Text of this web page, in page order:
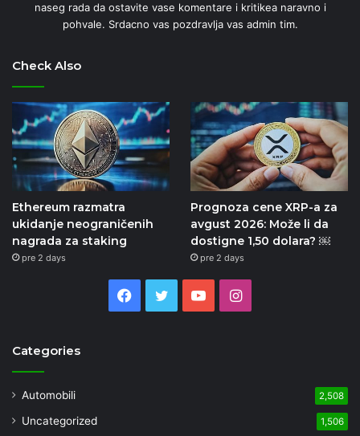
naseg rada da ostavite vase komentare i kritikea naravno i
pohvale. Srdacno vas pozdravlja vas admin tim.
Check Also
Ethereum razmatra
ukidanje neograničenih
nagrada za staking
pre 2 days
Prognoza cene XRP-a za
avgust 2026: Može li da
dostigne 1,50 dolara? ￼
pre 2 days
Facebook
TwitterYouTubeInstagram
Categories
Automobili 2,508
Uncategorized 1,506